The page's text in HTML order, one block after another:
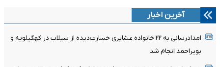
آخرین اخبار
امدادرسانی به ۲۲ خانواده عشایری خسارت‌دیده از سیلاب در کهگیلویه و
بویراحمد انجام شد